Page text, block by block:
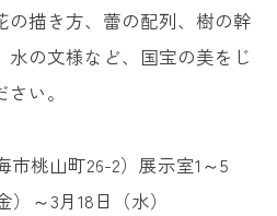
の描き方、蕾の配列、樹の幹
水の文様など、国宝の美をじ
い。
市桃山町26-2）展示室1～5
～3月18日（水）